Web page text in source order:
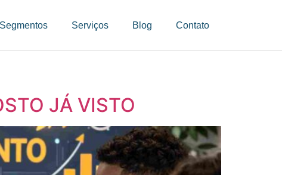
Segmentos Serviços Blog Contato
JÁ VISTO